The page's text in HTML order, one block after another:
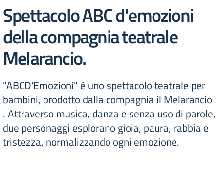
Spettacolo ABC d'emozioni
della compagnia teatrale
Melarancio.
"ABCD'Emozioni" è uno spettacolo teatrale per
bambini, prodotto dalla compagnia il Melarancio
. Attraverso musica, danza e senza uso di parole,
due personaggi esplorano gioia, paura, rabbia e
tristezza, normalizzando ogni emozione.